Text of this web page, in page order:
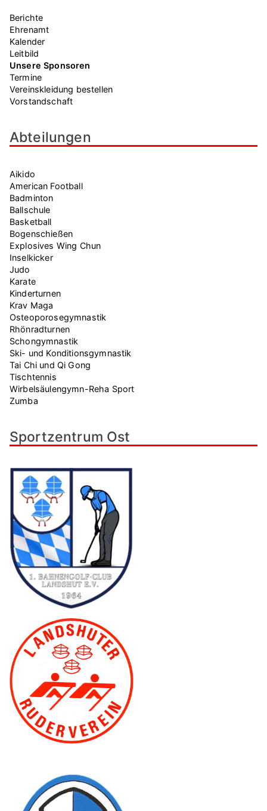
Berichte
Ehrenamt
Kalender
Leitbild
Unsere Sponsoren
Termine
Vereinskleidung bestellen
Vorstandschaft
Abteilungen
Aikido
American Football
Badminton
Ballschule
Basketball
Bogenschießen
Explosives Wing Chun
Inselkicker
Judo
Karate
Kinderturnen
Krav Maga
Osteoporosegymnastik
Rhönradturnen
Schongymnastik
Ski- und Konditionsgymnastik
Tai Chi und Qi Gong
Tischtennis
Wirbelsäulengymn-Reha Sport
Zumba
Sportzentrum Ost